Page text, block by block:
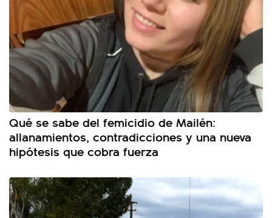
Qué se sabe del femicidio de Mailén:
allanamientos, contradicciones y una nueva
hipótesis que cobra fuerza